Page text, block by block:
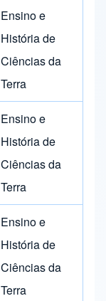
Ensino e
História de
Ciências da
Terra
Ensino e
História de
Ciências da
Terra
Ensino e
História de
Ciências da
Terra